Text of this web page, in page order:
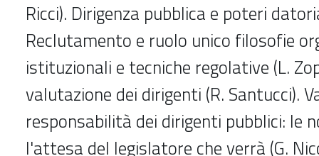
Ricci). Dirigenza pubblica e poteri
Reclutamento e ruolo unico filosofie
istituzionali e tecniche regolative (L.
valutazione dei dirigenti (R. Santucci).
responsabilità dei dirigenti pubblici: le
l'attesa del legislatore che verrà (G.